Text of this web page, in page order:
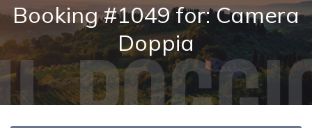
Booking #1049 for: Camera
Doppia